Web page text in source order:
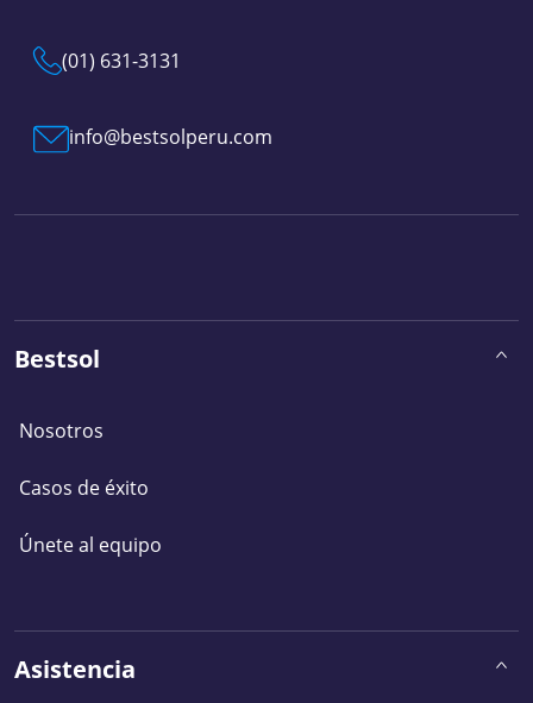
(01) 631-3131
info@bestsolperu.com
Bestsol
Nosotros
Casos de éxito
Únete al equipo
Asistencia